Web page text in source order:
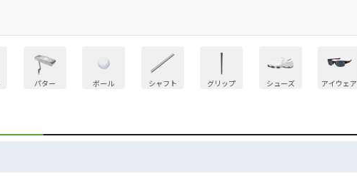
パター ボール シャフト グリップ シューズ アイウェア